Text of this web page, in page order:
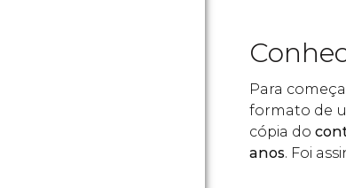
Para
formato de
cópia do
anos. Foi